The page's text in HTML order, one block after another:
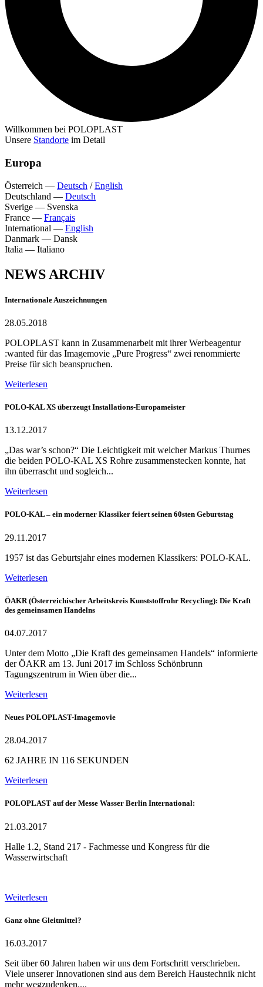
Willkommen bei POLOPLAST
Unsere Standorte im Detail
Europa
Österreich — Deutsch /English
Deutschland — Deutsch
Sverige — Svenska
France — Français
International — English
Danmark — Dansk
Italia — Italiano
NEWS ARCHIV
Internationale Auszeichnungen
28.05.2018
POLOPLAST kann in Zusammenarbeit mit ihrer Werbeagentur
:wanted für das Imagemovie „Pure Progress“ zwei renommierte
Preise für sich beanspruchen.
Weiterlesen
POLO-KAL XS überzeugt Installations-Europameister
13.12.2017
„Das war’s schon?“ Die Leichtigkeit mit welcher Markus Thurnes
die beiden POLO-KAL XS Rohre zusammenstecken konnte, hat
ihn überrascht und sogleich...
Weiterlesen
POLO-KAL – ein moderner Klassiker feiert seinen 60sten Geburtstag
29.11.2017
1957 ist das Geburtsjahr eines modernen Klassikers: POLO-KAL.
Weiterlesen
ÖAKR (Österreichischer Arbeitskreis Kunststoffrohr Recycling): Die Kraft
des gemeinsamen Handelns
04.07.2017
Unter dem Motto „Die Kraft des gemeinsamen Handels“ informierte
der ÖAKR am 13. Juni 2017 im Schloss Schönbrunn
Tagungszentrum in Wien über die...
Weiterlesen
Neues POLOPLAST-Imagemovie
28.04.2017
62 JAHRE IN 116 SEKUNDEN
Weiterlesen
POLOPLAST auf der Messe Wasser Berlin International:
21.03.2017
Halle 1.2, Stand 217 - Fachmesse und Kongress für die
Wasserwirtschaft
Weiterlesen
Ganz ohne Gleitmittel?
16.03.2017
Seit über 60 Jahren haben wir uns dem Fortschritt verschrieben.
Viele unserer Innovationen sind aus dem Bereich Haustechnik nicht
mehr wegzudenken....